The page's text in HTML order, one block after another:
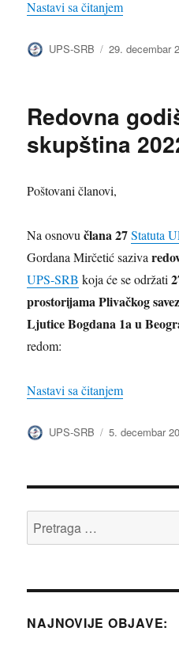
Nastavi sa čitanjem„Gordana
Autor
UPS-SRB Objavljeno
29. decembar
Redovna
skupština
Poštovani članovi,
Na osnovučlana 27 Statuta
Gordana Mirčetić saziva
UPS-SRB koja će se održati
prostorijama Plivačkog
Ljutice Bogdana 1a u
redom:
Nastavi sa čitanjem„Redovna
Autor
UPS-SRB Objavljeno
5. decembar
Pretraga
za:
NAJNOVIJE OBJAVE: